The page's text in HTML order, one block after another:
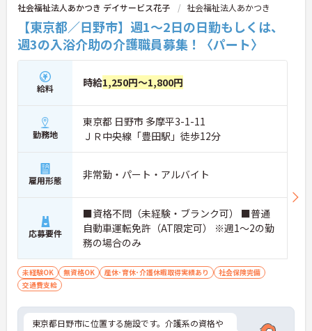
社会福祉法人あかつき デイサービス花子 社会福祉法人あかつき
【東京都／日野市】週1～2日の日勤もしくは、
週3の入浴介助の介護職員募集！〈パート〉
給料 時給1,250円～1,800円
勤務地
東京都 日野市 多摩平3-1-11
ＪＲ中央線「豊田駅」徒歩12分
雇用形態 非常勤・パート・アルバイト
応募要件
■資格不問（未経験・ブランク可） ■普通
自動車運転免許（AT限定可） ※週1～2の勤
務の場合のみ
未経験OK 無資格OK 産休･育休･介護休暇取得実績あり
社会保険完備
交通費支給
東京都日野市に位置する施設です。介護系の資格や